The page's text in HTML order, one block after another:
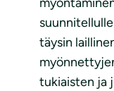
täysin
tukiaisten ja